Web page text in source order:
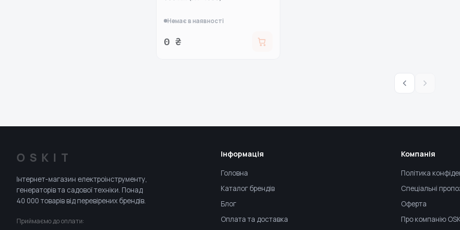
Немає в наявності
0 ₴
OSKIT
Інтернет-магазин електроінструменту,
генераторів та садової техніки. Понад
40 000 товарів від перевірених брендів.
Приймаємо до оплати:
Інформація
Головна
Каталог брендів
Блог
Оплата та доставка
Компанія
Політика
Спеціальні
Оферта
Про компанію